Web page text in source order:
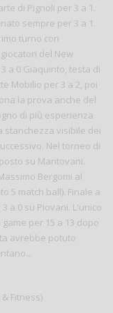
di Pignoli per 3 a 1.
sempre per 3 a 1.
turno con
del New
a 0 Giaquinto, testa di
Mobilio per 3 a 2, poi
la prova anche del
di più esperienza
stanchezza visibile dei
Nel torneo di
su Mantovani.
Bergomi al
5 match ball). Finale a
a 0 su Piovani. L'unico
per 15 a 13 dopo
avrebbe potuto
Fitness)